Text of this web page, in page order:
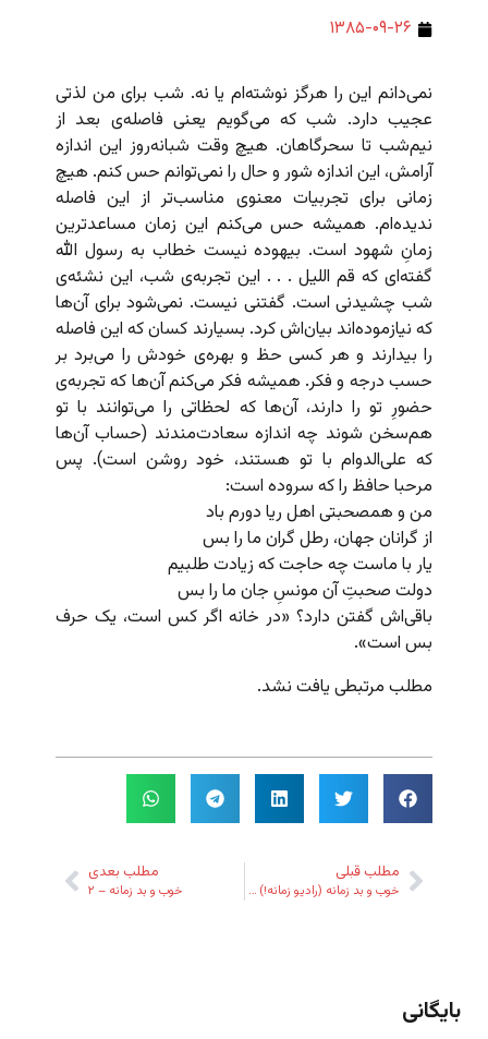
۱۳۸۵-۰۹-۲۶
نمی‌دانم این را هرگز نوشته‌ام یا نه. شب برای من لذتی
عجیب دارد. شب که می‌گویم یعنی فاصله‌ی بعد از
نیم‌شب تا سحرگاهان. هیچ وقت شبانه‌روز این اندازه
آرامش، این اندازه شور و حال را نمی‌توانم حس کنم. هیچ
زمانی برای تجربیات معنوی مناسب‌تر از این فاصله
ندیده‌ام. همیشه حس می‌کنم این زمان مساعدترین
زمانِ شهود است. بیهوده نیست خطاب به رسول الله
گفته‌ای که قم اللیل . . . این تجربه‌ی شب، این نشئه‌ی
شب چشیدنی است. گفتنی نیست. نمی‌شود برای آن‌ها
که نیازموده‌اند بیان‌اش کرد. بسیارند کسان که این فاصله
را بیدارند و هر کسی حظ و بهره‌ی خودش را می‌برد بر
حسب درجه و فکر. همیشه فکر می‌کنم آن‌ها که تجربه‌ی
حضورِ تو را دارند، آن‌ها که لحظاتی را می‌توانند با تو
هم‌سخن شوند چه اندازه سعادت‌مندند (حساب آن‌ها
که علی‌الدوام با تو هستند، خود روشن است). پس
مرحبا حافظ را که سروده است:
من و همصحبتی اهل ریا دورم باد
از گرانان جهان، رطل گران ما را بس
یار با ماست چه حاجت که زیادت طلبیم
دولت صحبتِ آن مونسِ جان ما را بس
باقی‌اش گفتن دارد؟ «در خانه اگر کس است، یک حرف
بس است».
مطلب مرتبطی یافت نشد.
مطلب قبلی
خوب و بد زمانه (رادیو زمانه!) – ۱
مطلب بعدی
خوب و بد زمانه – ۲
بایگانی